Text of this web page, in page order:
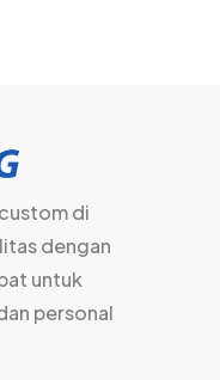
di
dengan
untuk
personal